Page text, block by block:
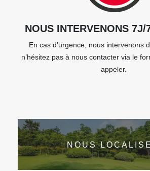
NOUS INTERVENONS 7J/
En cas d’urgence, nous intervenons
n’hésitez pas à nous contacter via le
appeler.
NOUS